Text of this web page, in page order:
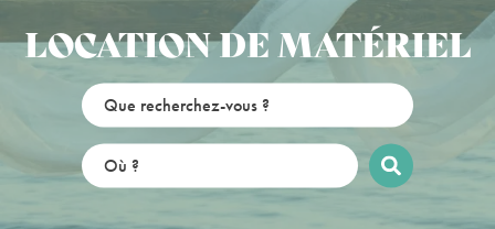
LOCATION DE MATÉRIEL